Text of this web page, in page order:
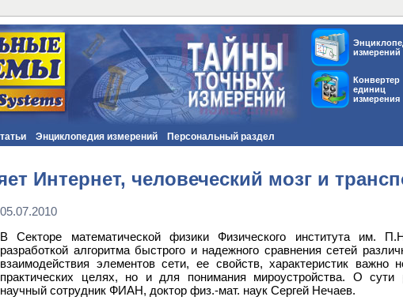
измерений
Конвертер
единиц
измерения
Энциклопедия измерений Персональный раздел
Интернет, человеческий мозг и
05.07.2010
В Секторе математической физики Физического института им.
разработкой алгоритма быстрого и надежного сравнения сетей
взаимодействия элементов сети, ее свойств, характеристик важно
практических целях, но и для понимания мироустройства. О сути
научный сотрудник ФИАН, доктор физ.-мат. наук Сергей Нечаев.